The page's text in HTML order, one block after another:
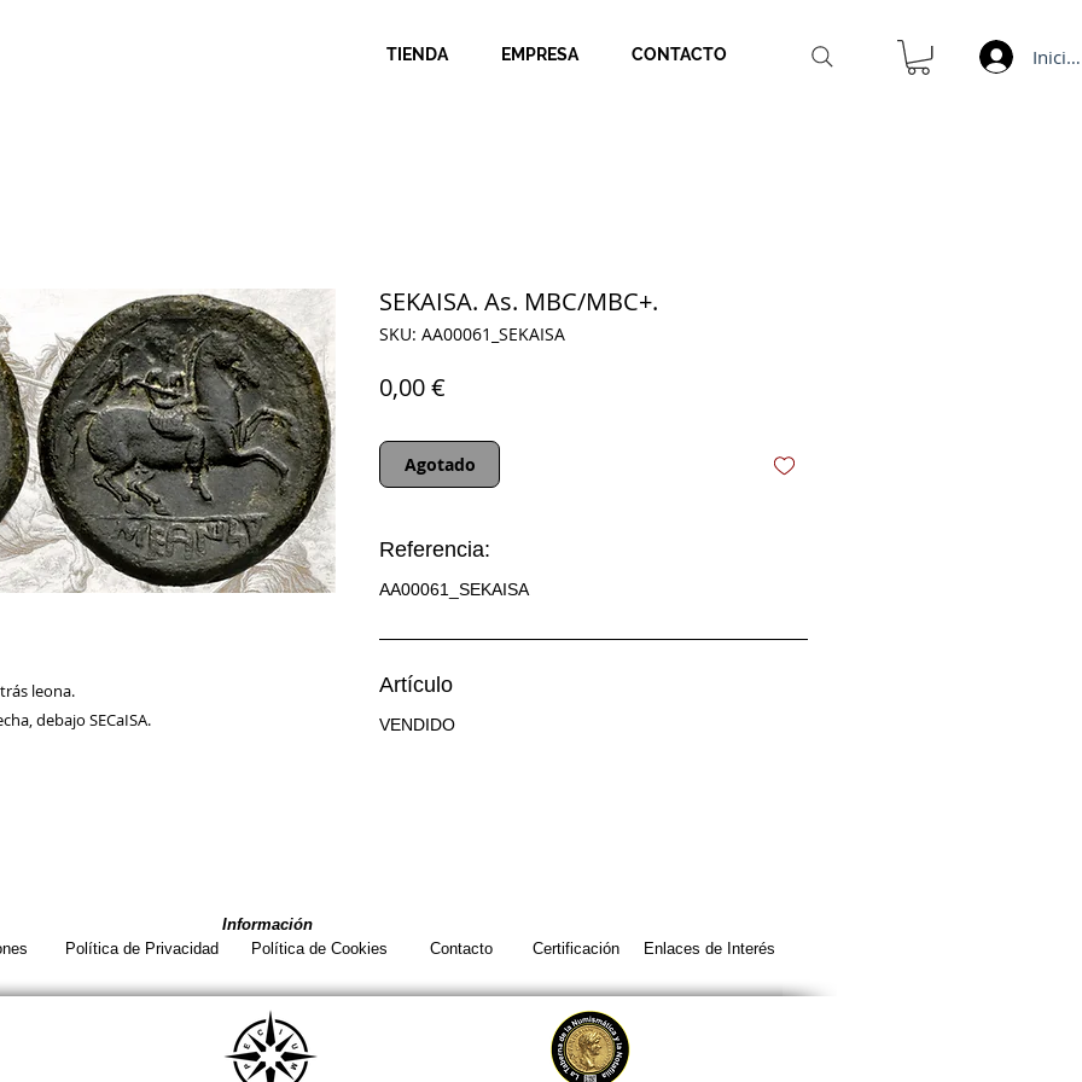
TIENDA EMPRESA CONTACTO
leona.
debajo SECaISA.
SEKAISA. As. MBC/MBC+.
SKU: AA00061_SEKAISA
0,00 €
Agotado
Referencia:
AA00061_SEKAISA
Artículo
VENDIDO
Información
Política de Privacidad Política de Cookies Contacto Certificación Enlaces de Interés